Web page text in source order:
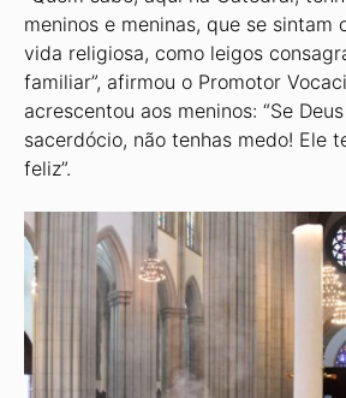
meninos e meninas, que se sintam
vida religiosa, como leigos
familiar”, afirmou o Promotor
acrescentou aos meninos: “Se
sacerdócio, não tenhas medo! Ele
feliz”.